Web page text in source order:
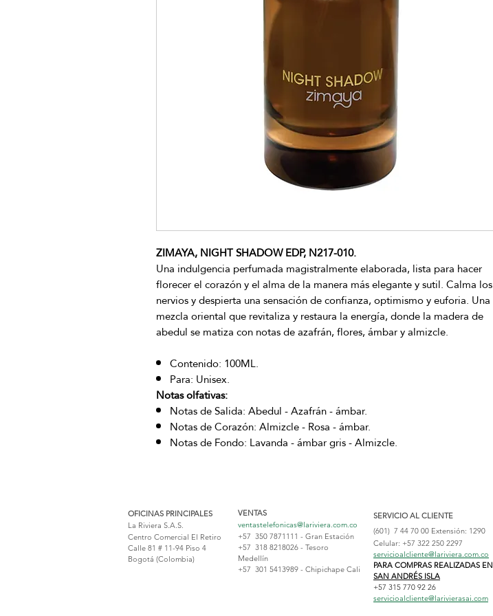
ZIMAYA, NIGHT SHADOW EDP, N217-010.
Una indulgencia perfumada magistralmente elaborada, lista para hacer
florecer el corazón y el alma de la manera más elegante y sutil. Calma los
nervios y despierta una sensación de confianza, optimismo y euforia. Una
mezcla oriental que revitaliza y restaura la energía, donde la madera de
abedul se matiza con notas de azafrán, flores, ámbar y almizcle.
Contenido: 100ML.
Para: Unisex.
Notas olfativas:
Notas de Salida: Abedul - Azafrán - ámbar.
Notas de Corazón: Almizcle - Rosa - ámbar.
Notas de Fondo: Lavanda - ámbar gris - Almizcle.
OFICINAS PRINCIPALES
La Riviera S.A.S.
Centro Comercial El Retiro
Calle 81 # 11-94 Piso 4
Bogotá (Colombia)
VENTAS
ventastelefonicas@lariviera.com.co
+57 350 7871111 - Gran Estación
+57 318 8218026 - Tesoro
Medellín
+57 301 5413989 - Chipichape Cali
SERVICIO AL CLIENTE
(601) 7 44 70 00 Extensión: 1290
Celular: +57 322 250 2297
servicioalcliente@lariviera.com.co
PARA COMPRAS REALIZADAS EN
SAN ANDRÉS ISLA
+57 315 770 92 26
servicioalcliente@larivierasai.com